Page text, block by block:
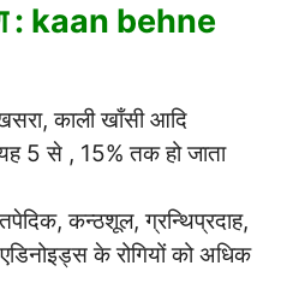
: kaan behne
काली खाँसी आदि
5 से , 15% तक हो जाता
कन्ठशूल, ग्रन्थिप्रदाह,
के रोगियों को अधिक